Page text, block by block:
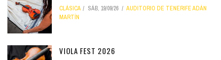
CLÁSICA SÁB, 19/09/26
AUDITORIO DE TENERIFE ADÁN
MARTÍN
VIOLA FEST 2026